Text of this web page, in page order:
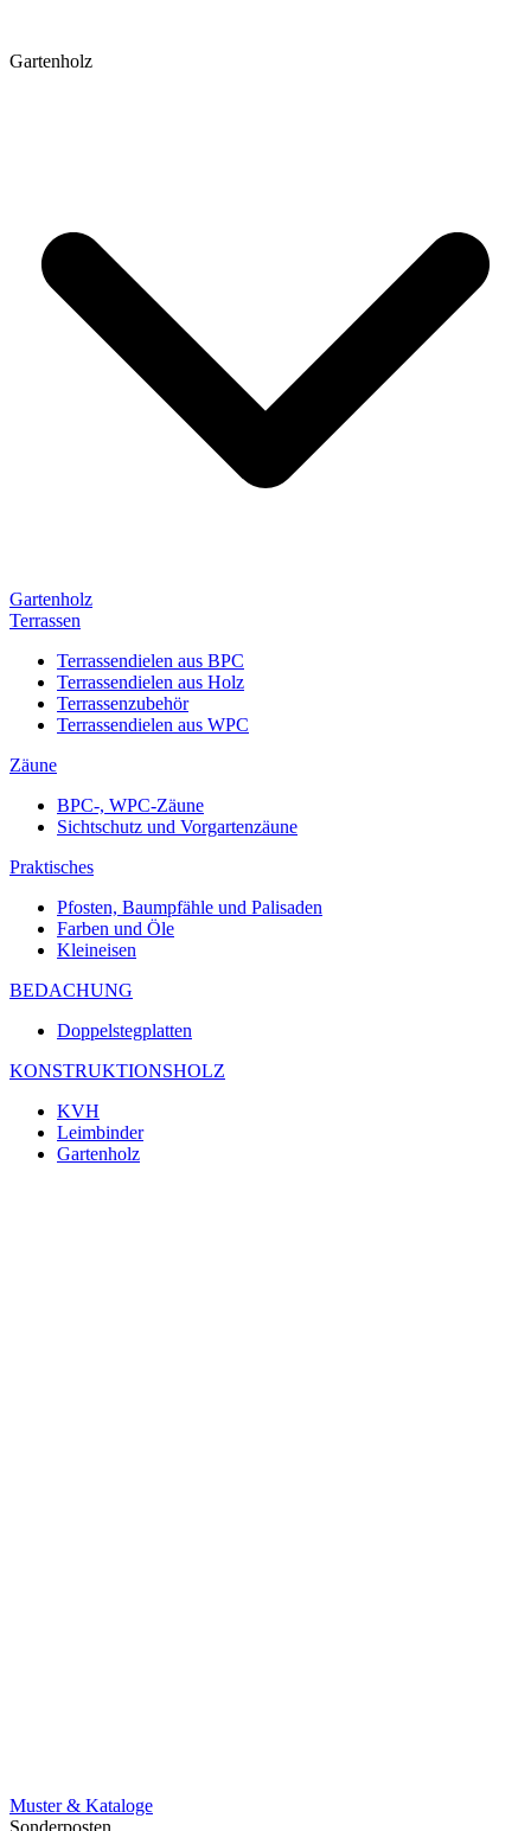
Gartenholz
Gartenholz
Terrassen
Terrassendielen aus BPC
Terrassendielen aus Holz
Terrassenzubehör
Terrassendielen aus WPC
Zäune
BPC-, WPC-Zäune
Sichtschutz und Vorgartenzäune
Praktisches
Pfosten, Baumpfähle und Palisaden
Farben und Öle
Kleineisen
BEDACHUNG
Doppelstegplatten
KONSTRUKTIONSHOLZ
KVH
Leimbinder
Gartenholz
Muster & Kataloge
Sonderposten